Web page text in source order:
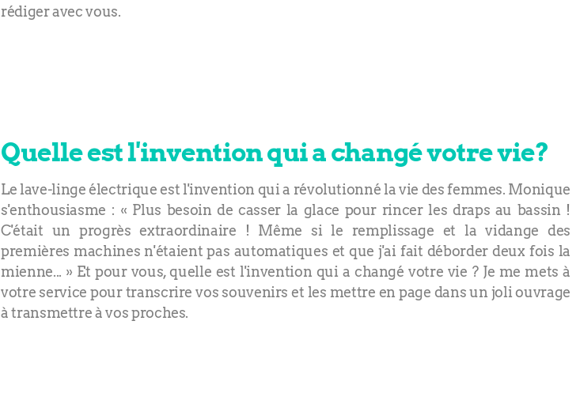
rédiger avec vous.
Quelle est l'invention qui a changé votre vie?
Le lave-linge électrique est l'invention qui a révolutionné la vie des femmes. Monique
s'enthousiasme : « Plus besoin de casser la glace pour rincer les draps au bassin !
C'était un progrès extraordinaire ! Même si le remplissage et la vidange des
premières machines n'étaient pas automatiques et que j'ai fait déborder deux fois la
mienne... » Et pour vous, quelle est l'invention qui a changé votre vie ? Je me mets à
votre service pour transcrire vos souvenirs et les mettre en page dans un joli ouvrage
à transmettre à vos proches.